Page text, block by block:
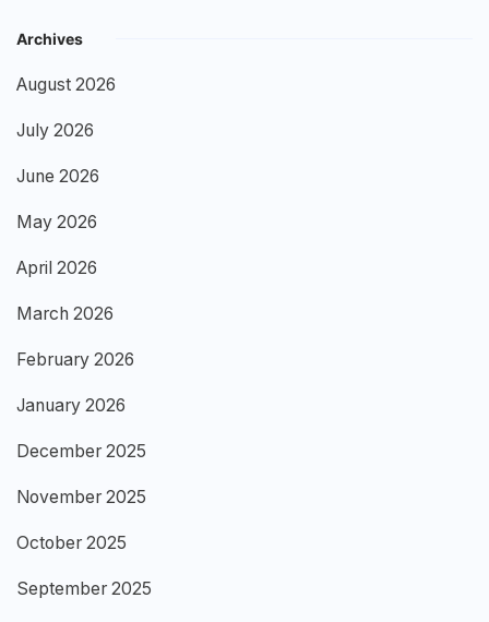
Archives
August 2026
July 2026
June 2026
May 2026
April 2026
March 2026
February 2026
January 2026
December 2025
November 2025
October 2025
September 2025